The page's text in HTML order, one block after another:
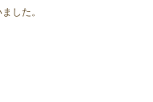
ました。